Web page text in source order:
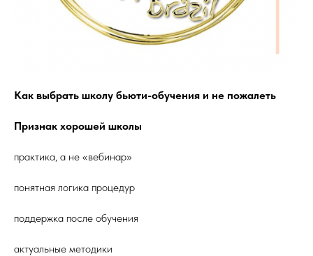
Как выбрать школу бьюти-обучения и не пожалеть
Признак хорошей школы
практика, а не «вебинар»
понятная логика процедур
поддержка после обучения
актуальные методики